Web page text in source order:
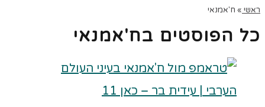
ראשי » ח'אמנאי
כל הפוסטים בח'אמנאי